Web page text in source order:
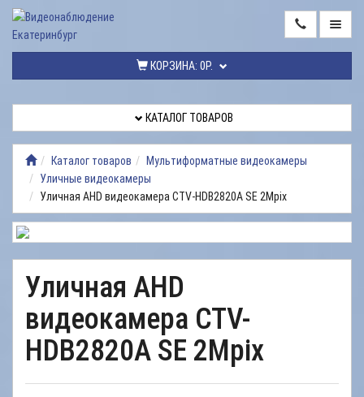
КОРЗИНА: 0Р.
ТОВАРОВ
ВИДЕОНАБЛЮДЕНИЯ
РЕМОНТ
ВИДЕОНАБЛЮДЕНИЯ
УСЛУГИ
РАБОТЫ
КОНТАКТЫ
КАТАЛОГ ТОВАРОВ
Каталог товаров
Мультиформатные видеокамеры
Уличные видеокамеры
Уличная AHD видеокамера CTV-HDB2820A SE 2Mpix
Уличная AHD
видеокамера CTV-
HDB2820A SE 2Mpix